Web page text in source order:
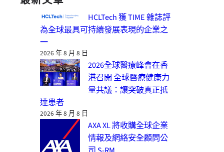
HCLTech 獲 TIME 雜誌評
為全球最具可持續發展表現的企業之
一
2026 年 8 月 8 日
2026全球醫療峰會在香
港召開 全球醫療健康力
量共議：讓突破真正抵
達患者
2026 年 8 月 8 日
AXA XL 將收購全球企業
情報及網絡安全顧問公